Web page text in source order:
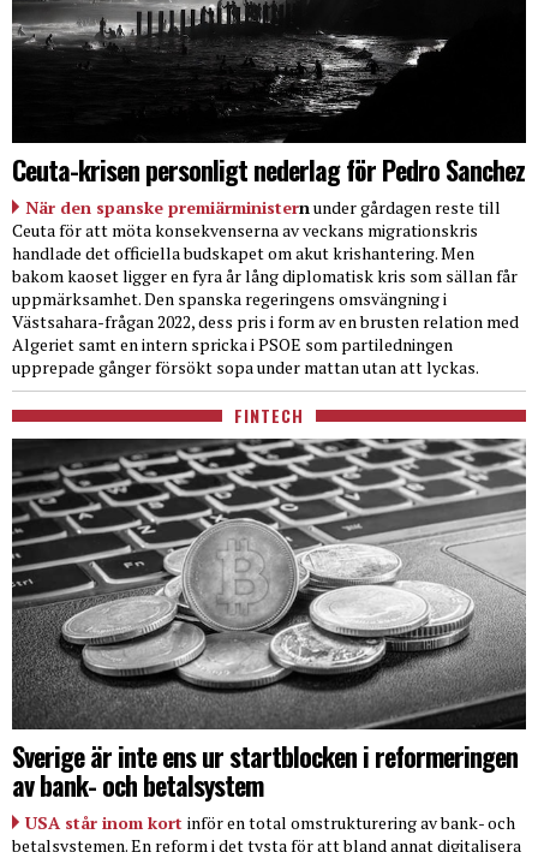
Ceuta-krisen personligt nederlag för Pedro Sanchez
När den spanske premiärministernunder gårdagen reste till
Ceuta för att möta konsekvenserna av veckans migrationskris
handlade det officiella budskapet om akut krishantering. Men
bakom kaoset ligger en fyra år lång diplomatisk kris som sällan får
uppmärksamhet. Den spanska regeringens omsvängning i
Västsahara-frågan 2022, dess pris i form av en brusten relation med
Algeriet samt en intern spricka i PSOE som partiledningen
upprepade gånger försökt sopa under mattan utan att lyckas.
FINTECH
Sverige är inte ens ur startblocken i reformeringen
av bank- och betalsystem
USA står inom kort inför en total omstrukturering av bank- och
betalsystemen. En reform i det tysta för att bland annat digitalisera